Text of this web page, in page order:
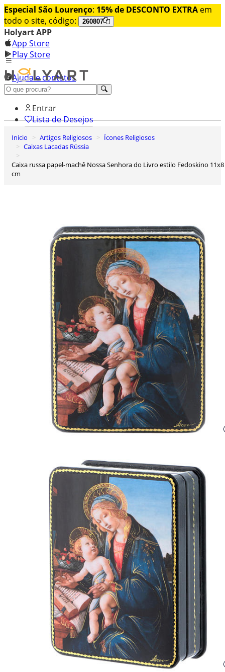
Especial São Lourenço: 15% de DESCONTO EXTRA em
todo o site, código:
260807
Holyart APP
App Store
Play Store
Ajuda e contatos
Conheça premium
Entrar
Lista de Desejos
0
Carrinho de Compras
Inicio Artigos Religiosos
Ícones Religiosos
Caixas Lacadas Rússia
Caixa russa papel-machê Nossa Senhora do Livro estilo Fedoskino 11x8
cm